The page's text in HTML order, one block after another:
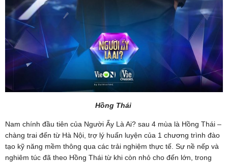
Hồng Thái
Nam chính đầu tiên của Người Ấy Là Ai? sau 4 mùa là Hồng Thái –
chàng trai đến từ Hà Nội, trợ lý huấn luyện của 1 chương trình đào
tạo kỹ năng mềm thông qua các trải nghiệm thực tế. Sự nề nếp và
nghiêm túc đã theo Hồng Thái từ khi còn nhỏ cho đến lớn, trong